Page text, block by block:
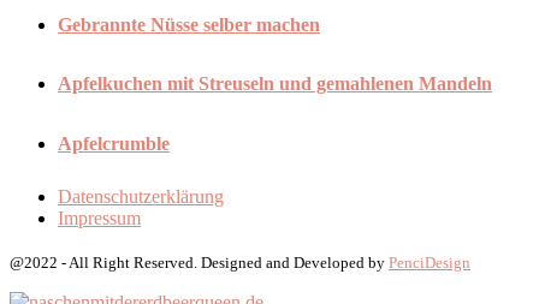
Gebrannte Nüsse selber machen
Apfelkuchen mit Streuseln und gemahlenen Mandeln
Apfelcrumble
Datenschutzerklärung
Impressum
@2022 - All Right Reserved. Designed and Developed by PenciDesign